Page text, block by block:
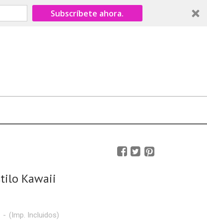
Subscríbete ahora.
Kawaii
- (Imp. Incluidos)